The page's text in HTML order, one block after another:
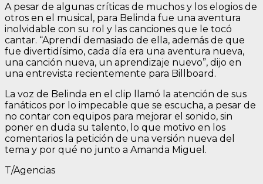
A pesar de algunas críticas de muchos y los elogios de
otros en el musical, para Belinda fue una aventura
inolvidable con su rol y las canciones que le tocó
cantar. “Aprendí demasiado de ella, además de que
fue divertidísimo, cada día era una aventura nueva,
una canción nueva, un aprendizaje nuevo”, dijo en
una entrevista recientemente para Billboard.
La voz de Belinda en el clip llamó la atención de sus
fanáticos por lo impecable que se escucha, a pesar de
no contar con equipos para mejorar el sonido, sin
poner en duda su talento, lo que motivo en los
comentarios la petición de una versión nueva del
tema y por qué no junto a Amanda Miguel.
T/Agencias